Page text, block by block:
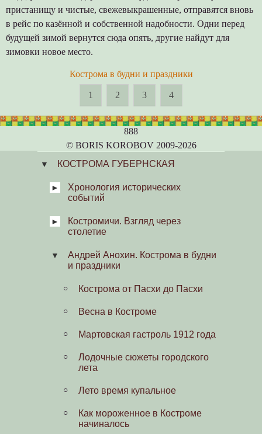
пристанищу и чистые, свежевыкрашенные, отправятся вновь
в рейс по казённой и собственной надобности. Одни перед
будущей зимой вернутся сюда опять, другие найдут для
зимовки новое место.
Кострома в будни и праздники
1 2 3 4
888
© BORIS KOROBOV 2009-2026
КОСТРОМА ГУБЕРНСКАЯ
Хронология исторических
событий
Хроноскоп
Костромичи. Взгляд через
столетие
О книге
Выезд пожарной команды
Костромские извозчики
Костромичи в часы досуга
Андрей Анохин. Кострома в будни
и праздники
Кострома от Пасхи до Пасхи
Весна в Костроме
Мартовская гастроль 1912 года
Лодочные сюжеты городского
лета
Лето время купальное
Как мороженное в Костроме
начиналось